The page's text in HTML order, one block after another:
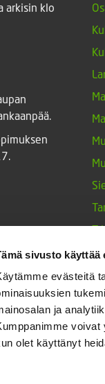
sivusto käyttää
evästeitä
ja
voivat
olet käyttänyt
arkisin klo